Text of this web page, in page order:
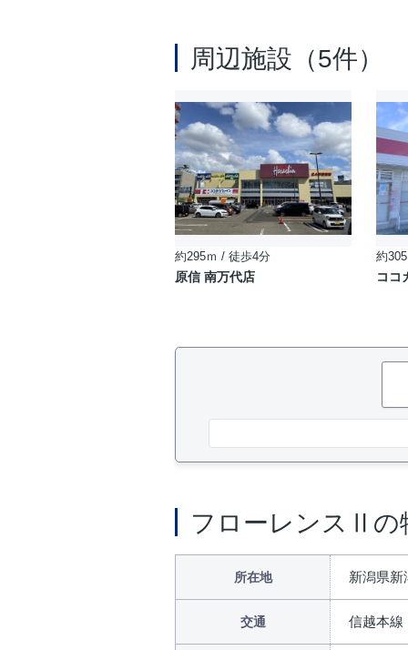
周辺施設（5件）
約295ｍ / 徒歩4分
原信 南万代店
約
ココ
フローレンスⅡの
所在地 新潟県新
交通 信越本線